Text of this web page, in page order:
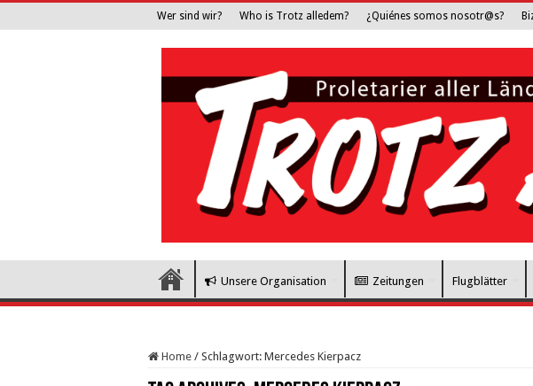
Wer sind wir? Who is Trotz alledem? ¿Quiénes somos nosotr@s?
Unsere Organisation Zeitungen Flugblätter
Home / Schlagwort: Mercedes Kierpacz